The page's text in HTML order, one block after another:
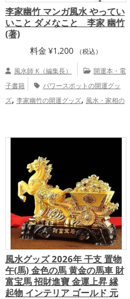
李家幽竹 マンガ風水 やってい
いこと ダメなこと 李家 幽竹
(著)
料金 ¥1,200 （税込）
風水師 K（編集長）
開運本・電
子書籍
パワースポットの開運グッ
ズ, 李家幽竹の開運グッズ, 風水・家相の
風水グッズ 2026年 干支 置物
午(馬) 金色の馬 黄金の馬車 財
富宝馬 招財進寶 金運上昇 縁
起物 インテリア ゴールド 元